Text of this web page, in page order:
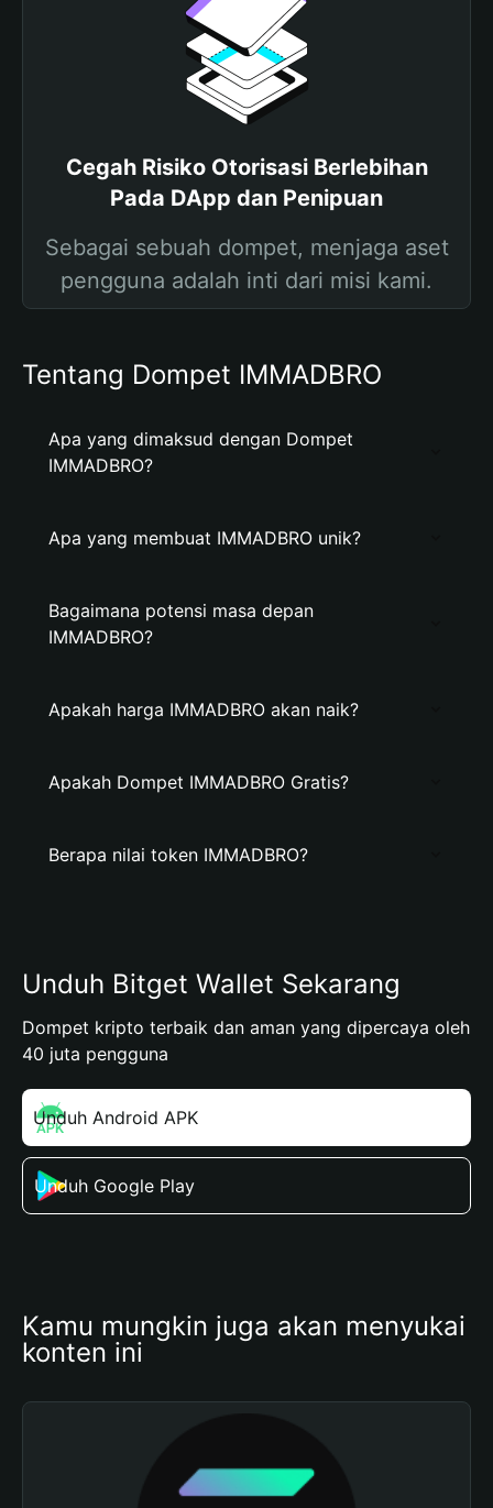
Cegah Risiko Otorisasi Berlebihan
Pada DApp dan Penipuan
Sebagai sebuah dompet, menjaga aset
pengguna adalah inti dari misi kami.
Tentang Dompet IMMADBRO
Apa yang dimaksud dengan Dompet
IMMADBRO?
Apa yang membuat IMMADBRO unik?
Bagaimana potensi masa depan
IMMADBRO?
Apakah harga IMMADBRO akan naik?
Apakah Dompet IMMADBRO Gratis?
Berapa nilai token IMMADBRO?
Unduh Bitget Wallet Sekarang
Dompet kripto terbaik dan aman yang dipercaya oleh
40 juta pengguna
Unduh Android APK
Unduh Google Play
Kamu mungkin juga akan menyukai
konten ini